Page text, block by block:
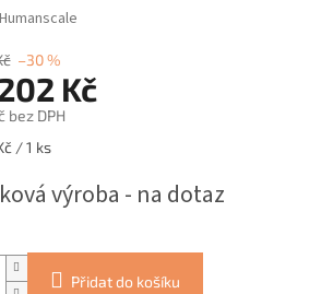
Humanscale
–30 %
Kč
bez DPH
/ 1 ks
výroba - na dotaz
Přidat do košíku